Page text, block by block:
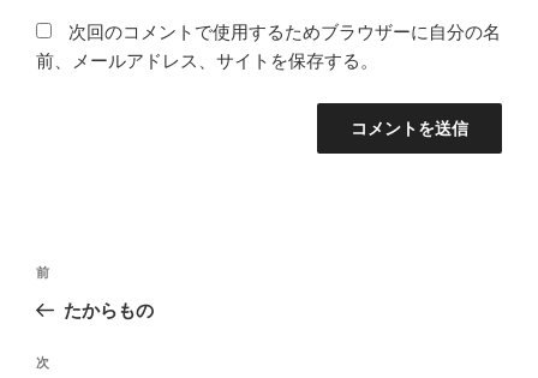
次回のコメントで使用するためブラウザーに自分の名
前、メールアドレス、サイトを保存する。
投
ナ
ビ
前
の
稿
前
たからもの
次
次